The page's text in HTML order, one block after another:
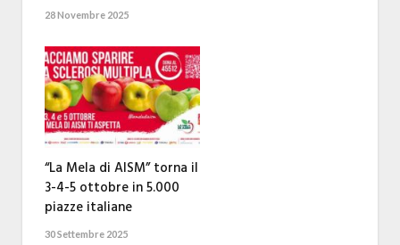
28 Novembre 2025
“La Mela di AISM” torna il
3-4-5 ottobre in 5.000
piazze italiane
30 Settembre 2025